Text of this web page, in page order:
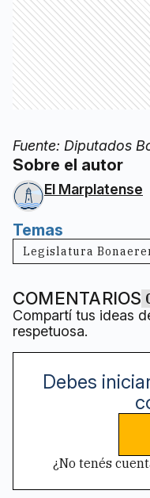
Fuente: Diputados
Sobre el autor
El Marplatense
Temas
Legislatura
COMENTARIOS
Compartí tus ideas
respetuosa.
Debes
¿No tenés